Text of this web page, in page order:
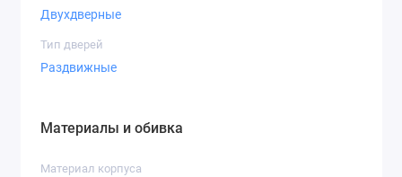
Двухдверные
Тип дверей
Раздвижные
Материалы и обивка
Материал корпуса